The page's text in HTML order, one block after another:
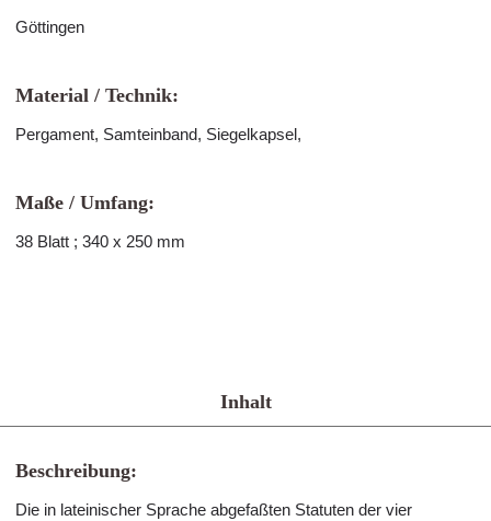
Göttingen
Material / Technik:
Pergament, Samteinband, Siegelkapsel,
Maße / Umfang:
38 Blatt ; 340 x 250 mm
Inhalt
Beschreibung:
Die in lateinischer Sprache abgefaßten Statuten der vier